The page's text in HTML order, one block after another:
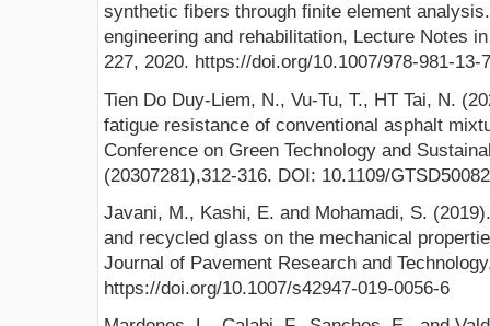
synthetic fibers through finite element
engineering and rehabilitation, Lecture Notes
227, 2020. https://doi.org/10.1007/978-981-13-
Tien Do Duy-Liem, N., Vu-Tu, T., HT Tai, N.
fatigue resistance of conventional asphalt
Conference on Green Technology and
(20307281),312-316. DOI: 10.1109/
Javani, M., Kashi, E. and Mohamadi, S.
and recycled glass on the mechanical
Journal of Pavement Research and
https://doi.org/10.1007/s42947-019-0056-6